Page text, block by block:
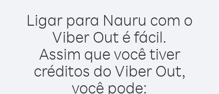
Ligar para Nauru com o
Viber Out é fácil.
Assim que você tiver
créditos do Viber Out,
você pode: